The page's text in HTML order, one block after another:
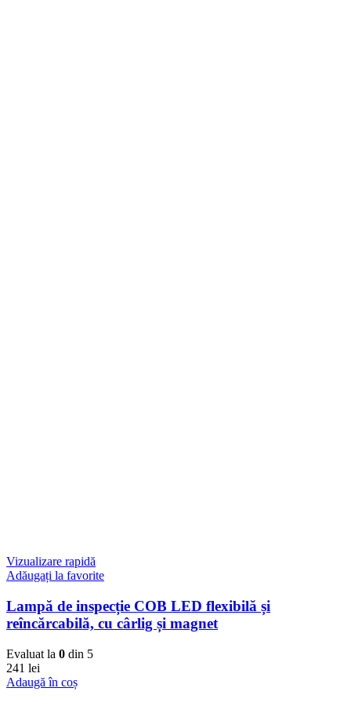
Vizualizare rapidă
Adăugați la favorite
Lampă de inspecție COB LED flexibilă și
reîncărcabilă, cu cârlig și magnet
Evaluat la 0 din 5
241 lei
Adaugă în coș